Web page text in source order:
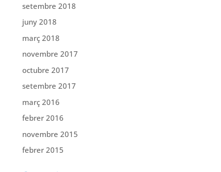
setembre 2018
juny 2018
març 2018
novembre 2017
octubre 2017
setembre 2017
març 2016
febrer 2016
novembre 2015
febrer 2015